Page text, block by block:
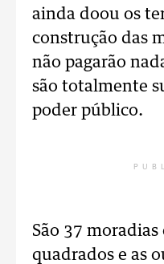
ainda doou os
construção das
não pagarão
são totalmente
poder público.
São 37
quadrados e as